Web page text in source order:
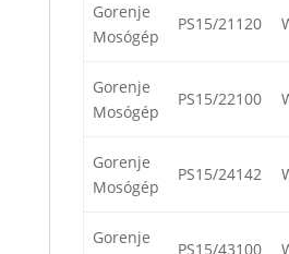
Gorenje
Mosógép
PS15/21120
Gorenje
Mosógép
PS15/22100
Gorenje
Mosógép
PS15/24142
Gorenje
PS15/43100